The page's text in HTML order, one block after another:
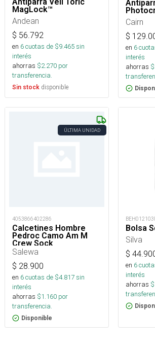
MagLock™
Andean
$ 56.792
en 6cuotas de $9.465sin
interés
ahorras $2.270 por
transferencia.
Sin stock disponible
Cairn
$
en 6
interés
ahorras $
ÚLTIMA UNIDAD
4053866402286
Calcetines Hombre
Pedroc Camo Am M
Crew Sock
Salewa
$ 28.900
en 6cuotas de $4.817sin
interés
ahorras $1.160 por
transferencia.
Disponible
Bolsa
Silva
$
en 6
interés
ahorras $